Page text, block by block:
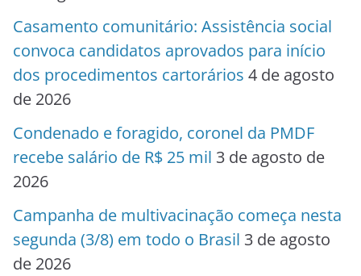
Casamento comunitário: Assistência social
convoca candidatos aprovados para início
dos procedimentos cartorários 4 de agosto
de 2026
Condenado e foragido, coronel da PMDF
recebe salário de R$ 25 mil 3 de agosto de
2026
Campanha de multivacinação começa nesta
segunda (3/8) em todo o Brasil 3 de agosto
de 2026